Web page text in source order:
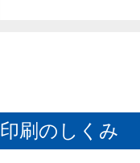
印刷のしくみ